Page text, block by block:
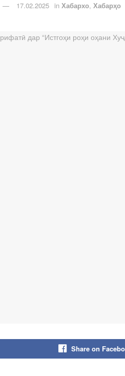
17.02.2025 in Хабархо, Хабарҳо
Share on